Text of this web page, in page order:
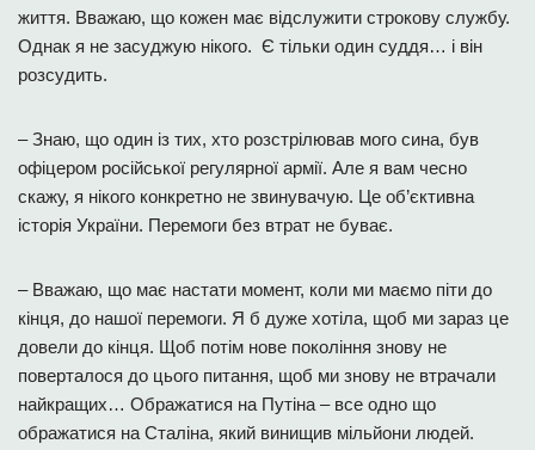
життя. Вважаю, що кожен має відслужити строкову службу.
Однак я не засуджую нікого. Є тільки один суддя… і він
розсудить.
– Знаю, що один із тих, хто розстрілював мого сина, був
офіцером російської регулярної армії. Але я вам чесно
скажу, я нікого конкретно не звинувачую. Це об’єктивна
історія України. Перемоги без втрат не буває.
– Вважаю, що має настати момент, коли ми маємо піти до
кінця, до нашої перемоги. Я б дуже хотіла, щоб ми зараз це
довели до кінця. Щоб потім нове покоління знову не
поверталося до цього питання, щоб ми знову не втрачали
найкращих… Ображатися на Путіна – все одно що
ображатися на Сталіна, який винищив мільйони людей.